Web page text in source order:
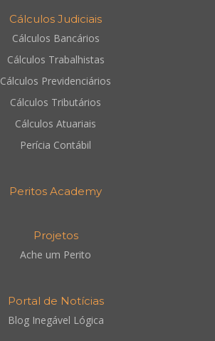
Cálculos Judiciais
Cálculos Bancários
Cálculos Trabalhistas
Cálculos Previdenciários
Cálculos Tributários
Cálculos Atuariais
Perícia Contábil
Peritos Academy
Projetos
Ache um Perito
Portal de Notícias
Blog Inegável Lógica